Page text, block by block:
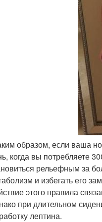
образом, если ваша
когда вы потребляете
рельефным за
и избегать его
этого правила
при длительном
лептина.